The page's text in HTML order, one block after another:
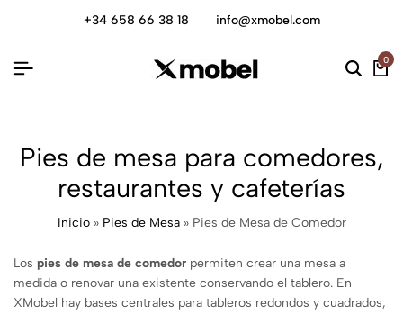
+34 658 66 38 18 info@xmobel.com
0
Pies de mesa para comedores,
restaurantes y cafeterías
Inicio» Pies de Mesa» Pies de Mesa de Comedor
Los pies de mesa de comedor permiten crear una mesa a
medida o renovar una existente conservando el tablero. En
XMobel hay bases centrales para tableros redondos y cuadrados,